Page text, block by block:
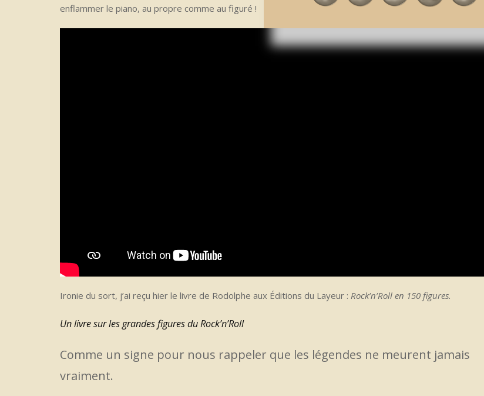
enflammer le piano, au propre comme au figuré !
Ironie du sort, j’ai reçu hier le livre de Rodolphe aux Éditions du Layeur : Rock’n’Roll en 150 figures.
Un livre sur les grandes figures du Rock’n’Roll
Comme un signe pour nous rappeler que les légendes ne meurent jamais
vraiment.